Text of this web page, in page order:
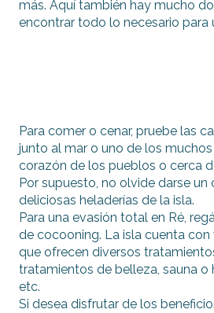
más. Aquí también hay mucho
encontrar todo lo necesario para
Para comer o cenar, pruebe las
junto al mar o uno de los
corazón de los pueblos o cerca
Por supuesto, no olvide darse un
deliciosas heladerías de la isla.
Para una evasión total en Ré,
de cocooning. La isla cuenta con
que ofrecen diversos
tratamientos de belleza, sauna o
etc.
Si desea disfrutar de los